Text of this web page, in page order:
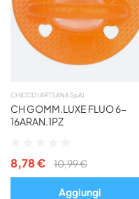
CHICCO (ARTSANA SpA)
CH GOMM.LUXE FLUO 6-
16ARAN.1PZ
8,78 € 10,99 €
Aggiungi